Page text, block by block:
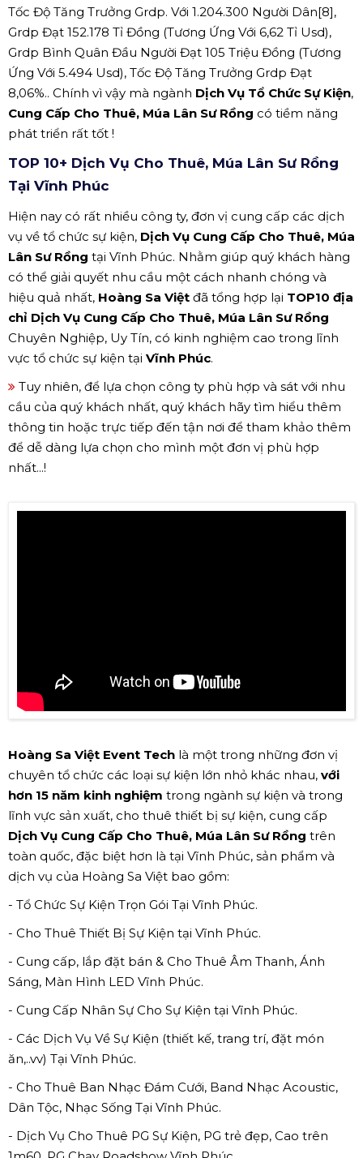
Tốc Độ Tăng Trưởng Grdp. Với 1.204.300 Người Dân[8],
Grdp Đạt 152.178 Tỉ Đồng (Tương Ứng Với 6,62 Tỉ Usd),
Grdp Bình Quân Đầu Người Đạt 105 Triệu Đồng (Tương
Ứng Với 5.494 Usd), Tốc Độ Tăng Trưởng Grdp Đạt
8,06%.. Chính vì vậy mà ngành Dịch Vụ Tổ Chức Sự Kiện,
Cung Cấp Cho Thuê, Múa Lân Sư Rồng có tiềm năng
phát triển rất tốt !
TOP 10+ Dịch Vụ Cho Thuê, Múa Lân Sư Rồng
Tại Vĩnh Phúc
Hiện nay có rất nhiều công ty, đơn vị cung cấp các dịch
vụ về tổ chức sự kiện, Dịch Vụ Cung Cấp Cho Thuê, Múa
Lân Sư Rồng tại Vĩnh Phúc. Nhằm giúp quý khách hàng
có thể giải quyết nhu cầu một cách nhanh chóng và
hiệu quả nhất, Hoàng Sa Việt đã tổng hợp lại TOP10 địa
chỉ Dịch Vụ Cung Cấp Cho Thuê, Múa Lân Sư Rồng
Chuyên Nghiệp, Uy Tín, có kinh nghiệm cao trong lĩnh
vực tổ chức sự kiện tại Vĩnh Phúc.
Tuy nhiên, để lựa chọn công ty phù hợp và sát với nhu
cầu của quý khách nhất, quý khách hãy tìm hiểu thêm
thông tin hoặc trực tiếp đến tận nơi để tham khảo thêm
để dễ dàng lựa chọn cho mình một đơn vị phù hợp
nhất...!
Hoàng Sa Việt Event Tech là một trong những đơn vị
chuyên tổ chức các loại sự kiện lớn nhỏ khác nhau, với
hơn 15 năm kinh nghiệm trong ngành sự kiện và trong
lĩnh vực sản xuất, cho thuê thiết bị sự kiện, cung cấp
Dịch Vụ Cung Cấp Cho Thuê, Múa Lân Sư Rồng trên
toàn quốc, đặc biệt hơn là tại Vĩnh Phúc, sản phẩm và
dịch vụ của Hoàng Sa Việt bao gồm:
- Tổ Chức Sự Kiện Trọn Gói Tại Vĩnh Phúc.
- Cho Thuê Thiết Bị Sự Kiện tại Vĩnh Phúc.
- Cung cấp, lắp đặt bán & Cho Thuê Âm Thanh, Ánh
Sáng, Màn Hình LED Vĩnh Phúc.
- Cung Cấp Nhân Sự Cho Sự Kiện tại Vĩnh Phúc.
- Các Dịch Vụ Về Sự Kiện (thiết kế, trang trí, đặt món
ăn,..vv) Tại Vĩnh Phúc.
- Cho Thuê Ban Nhạc Đám Cưới, Band Nhạc Acoustic,
Dân Tộc, Nhạc Sống Tại Vĩnh Phúc.
- Dịch Vụ Cho Thuê PG Sự Kiện, PG trẻ đẹp, Cao trên